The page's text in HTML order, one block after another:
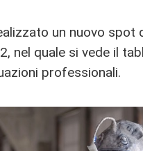
un nuovo spot
2, nel quale si vede il
professionali.